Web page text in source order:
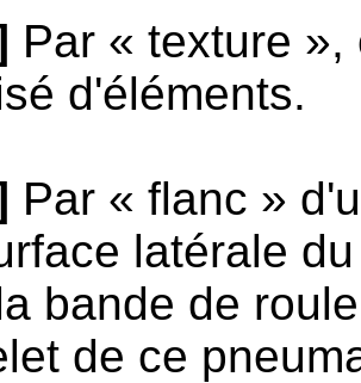
Par « texture
d'éléments.
Par « flanc »
latérale
bande de
de ce